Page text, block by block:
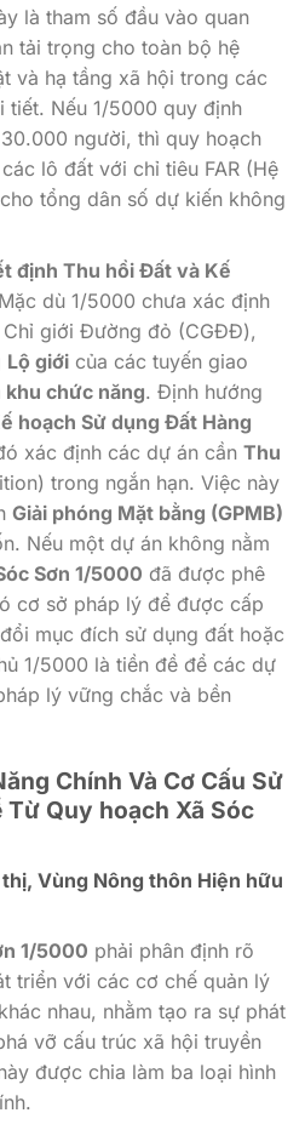
là tham số đầu vào quan
tải trọng cho toàn bộ hệ
và hạ tầng xã hội trong các
tiết. Nếu 1/5000 quy định
người, thì quy hoạch
lô đất với chỉ tiêu FAR (Hệ
tổng dân số dự kiến không
định Thu hồi Đất và Kế
Mặc dù 1/5000 chưa xác định
giới Đường đỏ (CGĐĐ),
Lộ giớicủa các tuyến giao
khu chức năng. Định hướng
hoạch Sử dụng Đất Hàng
xác định các dự án cần Thu
trong ngắn hạn. Việc này
Giải phóng Mặt bằng (GPMB)
Nếu một dự án không nằm
Sơn 1/5000 đã được phê
cơ sở pháp lý để được cấp
mục đích sử dụng đất hoặc
1/5000 là tiền đề để các dự
lý vững chắc và bền
Chính Và Cơ Cấu Sử
Quy hoạch Xã Sóc
Vùng Nông thôn Hiện hữu
1/5000 phải phân định rõ
triển với các cơ chế quản lý
nhau, nhằm tạo ra sự phát
vỡ cấu trúc xã hội truyền
được chia làm ba loại hình